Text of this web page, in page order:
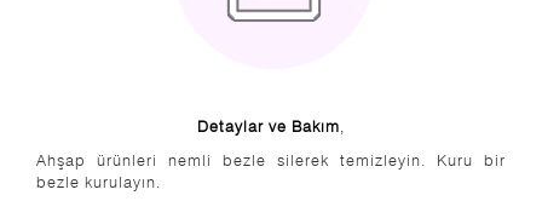
Detaylar ve Bakım,
Ahşap ürünleri nemli bezle silerek temizleyin. Kuru bir
bezle kurulayın.